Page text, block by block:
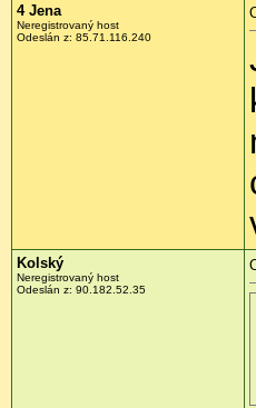
4 Jena
Neregistrovaný host
Odeslán z: 85.71.116.240
Kolský
Neregistrovaný host
Odeslán z: 90.182.52.35